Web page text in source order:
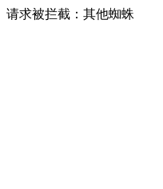
请求被拦截：其他蜘蛛